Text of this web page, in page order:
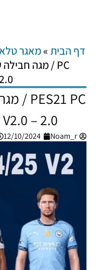
דף הבית »מאגר
2.0 – Mega Kitpack SEASON 2024/25 V2.0
Noam_r
12/10/2024